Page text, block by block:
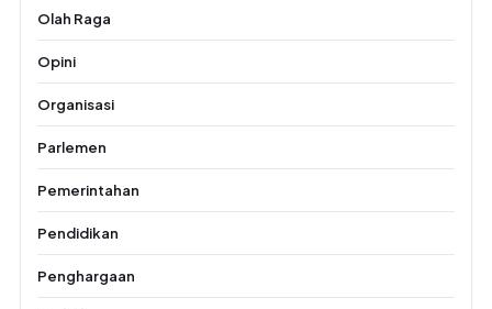
Olah Raga
Opini
Organisasi
Parlemen
Pemerintahan
Pendidikan
Penghargaan